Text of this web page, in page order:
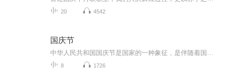
20 4542
国庆节
8 1726